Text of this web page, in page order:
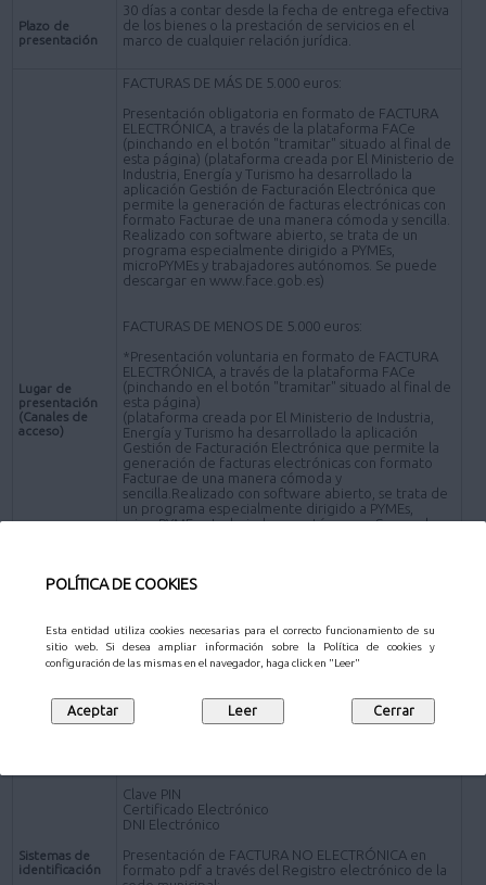
POLÍTICA DE COOKIES
Esta entidad utiliza cookies necesarias para el correcto funcionamiento de su
sitio web. Si desea ampliar información sobre la Política de cookies y
configuración de las mismas en el navegador, haga click en "Leer"
Plazo de
presentación
30 días a contar desde la fecha de entrega efectiva
de los bienes o la prestación de servicios en el
marco de cualquier relación jurídica.
Lugar de
presentación
(Canales de
acceso)
FACTURAS DE MÁS DE 5.000 euros:
Presentación obligatoria en formato de FACTURA
ELECTRÓNICA, a través de la plataforma FACe
(pinchando en el botón "tramitar" situado al final de
esta página) (plataforma creada por El Ministerio de
Industria, Energía y Turismo ha desarrollado la
aplicación Gestión de Facturación Electrónica que
permite la generación de facturas electrónicas con
formato Facturae de una manera cómoda y sencilla.
Realizado con software abierto, se trata de un
programa especialmente dirigido a PYMEs,
microPYMEs y trabajadores autónomos. Se puede
descargar en www.face.gob.es)
FACTURAS DE MENOS DE 5.000 euros:
*Presentación voluntaria en formato de FACTURA
ELECTRÓNICA, a través de la plataforma FACe
(pinchando en el botón "tramitar" situado al final de
esta página)
(plataforma creada por El Ministerio de Industria,
Energía y Turismo ha desarrollado la aplicación
Gestión de Facturación Electrónica que permite la
generación de facturas electrónicas con formato
Facturae de una manera cómoda y
sencilla.Realizado con software abierto, se trata de
un programa especialmente dirigido a PYMEs,
microPYMEs y trabajadores autónomos. Se puede
siguientes canales distintos de la plataforma FACe:
Oficinas de Atención al Ciudadano.
Online - Sujetos obligados a relacionarse
Ayuntamiento de Pozuelo de Alarcón (a través de la
Solicitud de carácter General
Sistemas de
identificación
Clave PIN
Certificado Electrónico
DNI Electrónico
Presentación de FACTURA NO ELECTRÓNICA en
formato pdf a través del Registro electrónico de la